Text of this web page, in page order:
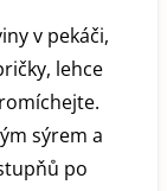
v pekáči,
lehce
sýrem a
po